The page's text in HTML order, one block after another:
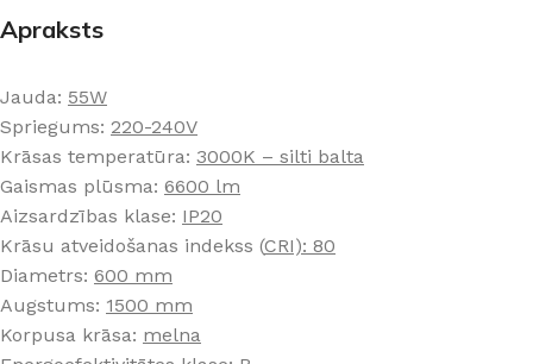
Apraksts
Jauda: 55W
Spriegums: 220-240V
Krāsas temperatūra: 3000K – silti balta
Gaismas plūsma: 6600 lm
Aizsardzības klase: IP20
Krāsu atveidošanas indekss (CRI): 80
Diametrs: 600 mm
Augstums: 1500 mm
Korpusa krāsa: melna